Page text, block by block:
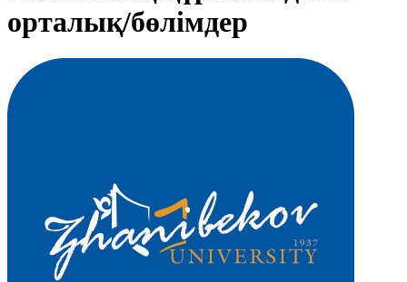
орталық/бөлімдер